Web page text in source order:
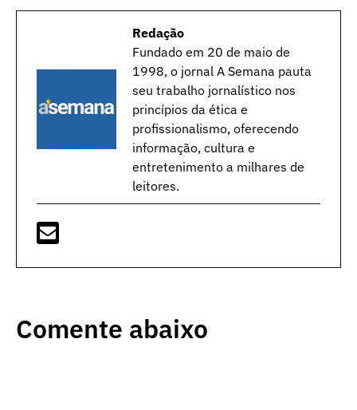
Redação
Fundado em 20 de maio de
1998, o jornal A Semana pauta
seu trabalho jornalístico nos
princípios da ética e
profissionalismo, oferecendo
informação, cultura e
entretenimento a milhares de
leitores.
Comente abaixo